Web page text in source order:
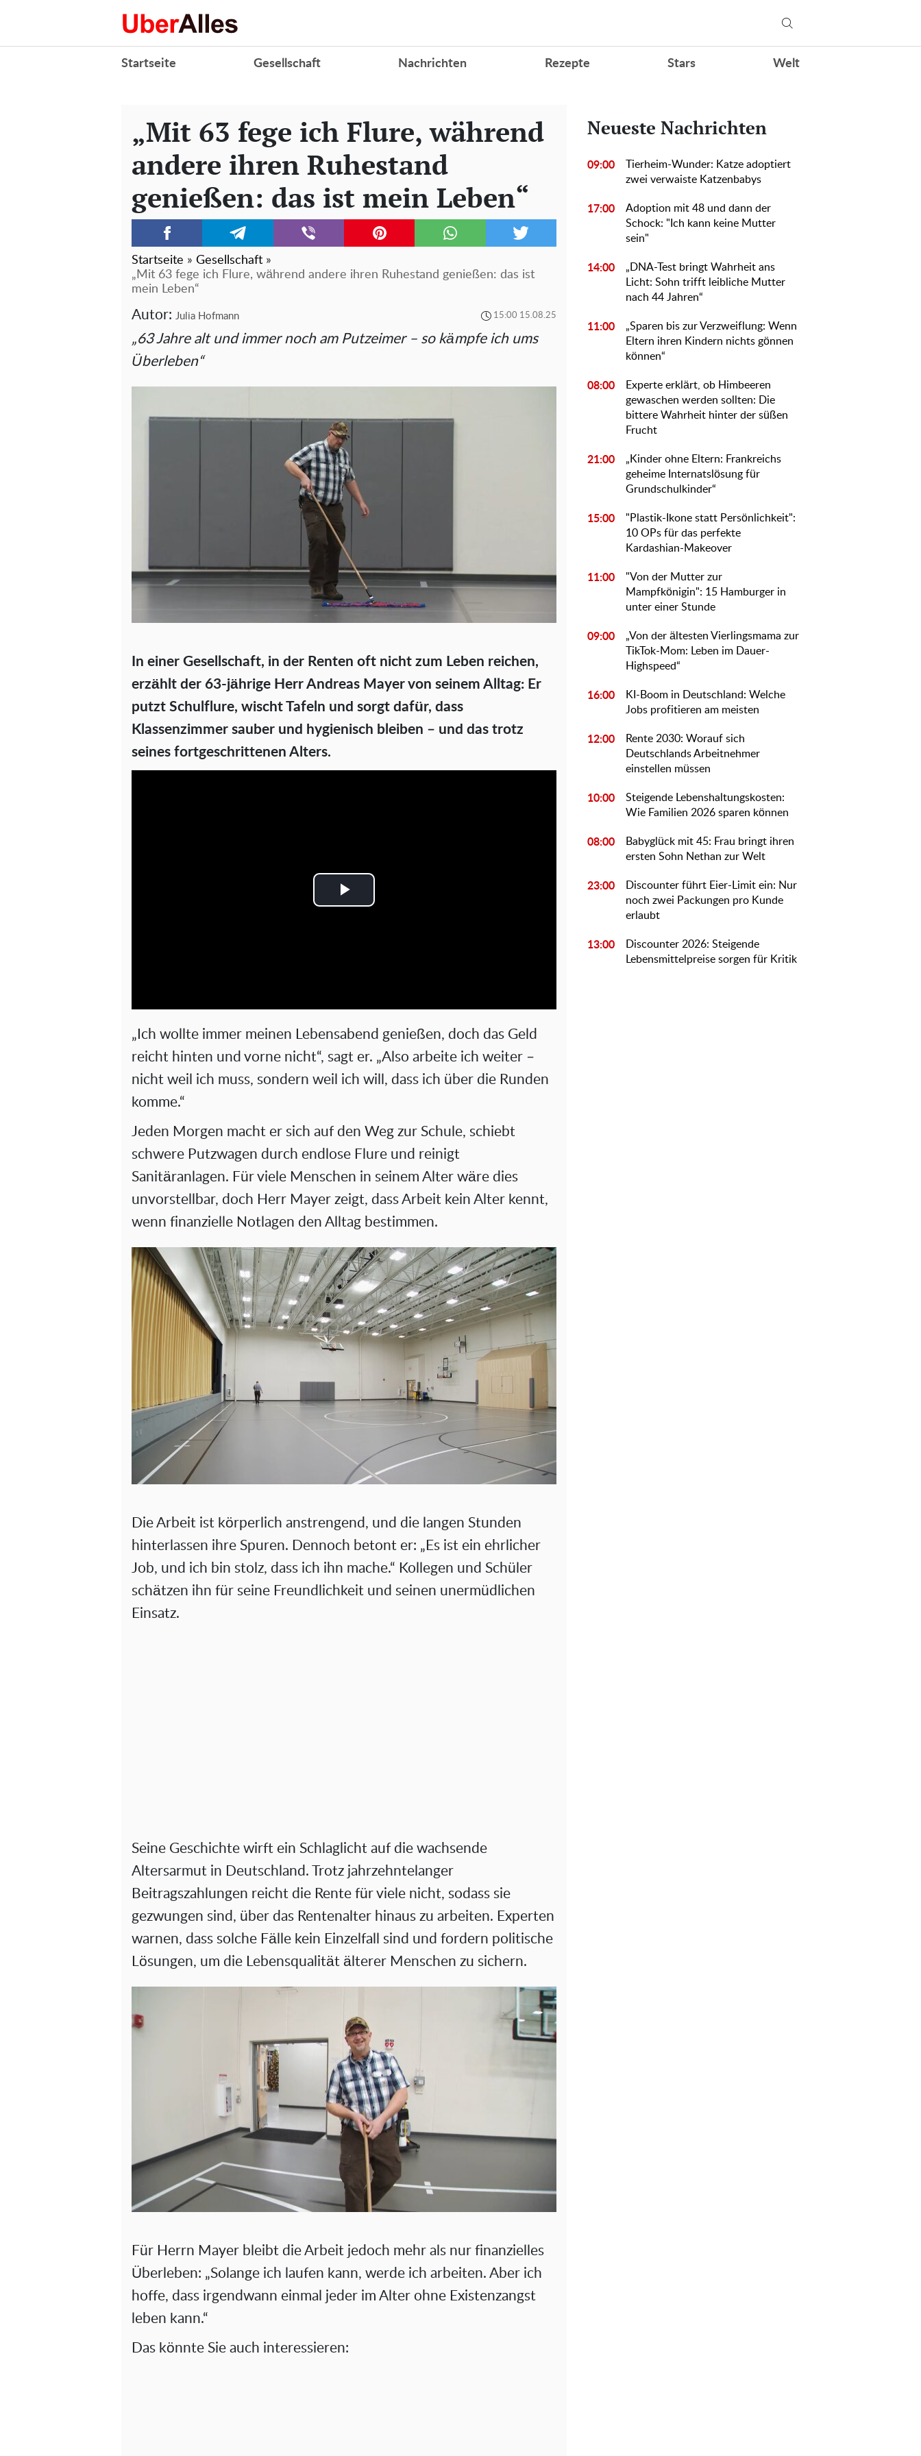
Startseite Gesellschaft Nachrichten Rezepte Stars Welt
„Mit 63 fege ich Flure, während
andere ihren Ruhestand
genießen: das ist mein Leben“
Startseite » Gesellschaft »
„Mit 63 fege ich Flure, während andere ihren Ruhestand genießen: das ist
mein Leben“
Autor: Julia Hofmann 15:00 15.08.25
„63 Jahre alt und immer noch am Putzeimer – so kämpfe ich ums
Überleben“
In einer Gesellschaft, in der Renten oft nicht zum Leben reichen,
erzählt der 63-jährige Herr Andreas Mayer von seinem Alltag: Er
putzt Schulflure, wischt Tafeln und sorgt dafür, dass
Klassenzimmer sauber und hygienisch bleiben – und das trotz
seines fortgeschrittenen Alters.
P
V
i
d
e
o
„Ich wollte immer meinen Lebensabend genießen, doch das Geld
reicht hinten und vorne nicht“, sagt er. „Also arbeite ich weiter –
nicht weil ich muss, sondern weil ich will, dass ich über die Runden
komme.“
Jeden Morgen macht er sich auf den Weg zur Schule, schiebt
schwere Putzwagen durch endlose Flure und reinigt
Sanitäranlagen. Für viele Menschen in seinem Alter wäre dies
unvorstellbar, doch Herr Mayer zeigt, dass Arbeit kein Alter kennt,
wenn finanzielle Notlagen den Alltag bestimmen.
Die Arbeit ist körperlich anstrengend, und die langen Stunden
hinterlassen ihre Spuren. Dennoch betont er: „Es ist ein ehrlicher
Job, und ich bin stolz, dass ich ihn mache.“ Kollegen und Schüler
schätzen ihn für seine Freundlichkeit und seinen unermüdlichen
Einsatz.
Seine Geschichte wirft ein Schlaglicht auf die wachsende
Altersarmut in Deutschland. Trotz jahrzehntelanger
Beitragszahlungen reicht die Rente für viele nicht, sodass sie
gezwungen sind, über das Rentenalter hinaus zu arbeiten. Experten
warnen, dass solche Fälle kein Einzelfall sind und fordern politische
Lösungen, um die Lebensqualität älterer Menschen zu sichern.
Für Herrn Mayer bleibt die Arbeit jedoch mehr als nur finanzielles
Überleben: „Solange ich laufen kann, werde ich arbeiten. Aber ich
hoffe, dass irgendwann einmal jeder im Alter ohne Existenzangst
leben kann.“
Das könnte Sie auch interessieren:
Neueste Nachrichten
09:00
Tierheim-Wunder: Katze adoptiert
zwei verwaiste Katzenbabys
17:00
Adoption mit 48 und dann der
Schock: "Ich kann keine Mutter
sein"
14:00
„DNA-Test bringt Wahrheit ans
Licht: Sohn trifft leibliche Mutter
nach 44 Jahren“
11:00
„Sparen bis zur Verzweiflung: Wenn
Eltern ihren Kindern nichts gönnen
können“
08:00
Experte erklärt, ob Himbeeren
gewaschen werden sollten: Die
bittere Wahrheit hinter der süßen
Frucht
21:00
„Kinder ohne Eltern: Frankreichs
geheime Internatslösung für
Grundschulkinder“
15:00
"Plastik-Ikone statt Persönlichkeit":
10 OPs für das perfekte
Kardashian-Makeover
11:00
"Von der Mutter zur
Mampfkönigin": 15 Hamburger in
unter einer Stunde
09:00
„Von der ältesten Vierlingsmama zur
TikTok-Mom: Leben im Dauer-
Highspeed“
16:00
KI-Boom in Deutschland: Welche
Jobs profitieren am meisten
12:00
Rente 2030: Worauf sich
Deutschlands Arbeitnehmer
einstellen müssen
10:00
Steigende Lebenshaltungskosten:
Wie Familien 2026 sparen können
08:00
Babyglück mit 45: Frau bringt ihren
ersten Sohn Nethan zur Welt
23:00
Discounter führt Eier-Limit ein: Nur
noch zwei Packungen pro Kunde
erlaubt
13:00
Discounter 2026: Steigende
Lebensmittelpreise sorgen für Kritik